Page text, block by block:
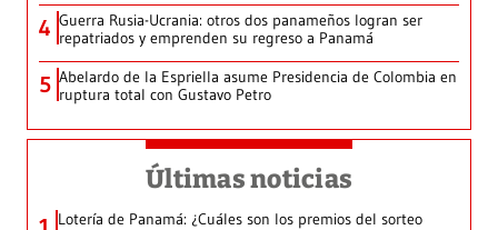
4 Guerra Rusia-Ucrania: otros dos panameños logran ser
repatriados y emprenden su regreso a Panamá
5 Abelardo de la Espriella asume Presidencia de Colombia en
ruptura total con Gustavo Petro
Últimas noticias
Lotería de Panamá: ¿Cuáles son los premios del sorteo